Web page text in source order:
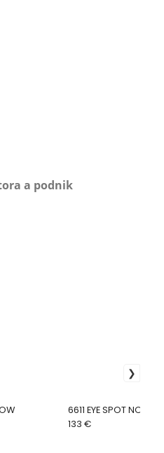
a podnik
6611 EYE SPOT NOW
133 €